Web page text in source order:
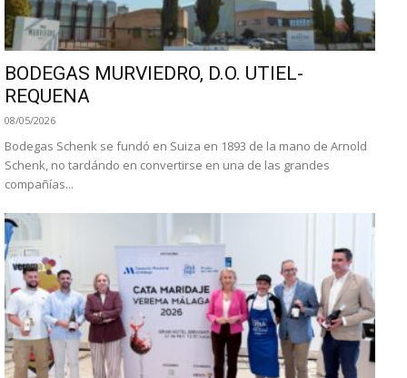
BODEGAS MURVIEDRO, D.O. UTIEL-
REQUENA
08/05/2026
Bodegas Schenk se fundó en Suiza en 1893 de la mano de Arnold
Schenk, no tardándo en convertirse en una de las grandes
compañías...